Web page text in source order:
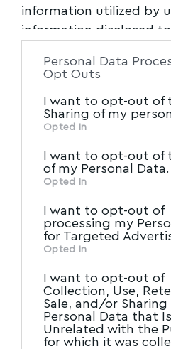
information utilized by
information disclosed
of the further
of downstream
information may also
Participantsthat may
other third parties.
Personal Data
Opt Outs
I want to opt-out of
Sharing of my
Opted In
I want to opt-out of
of my Personal Data.
Opted In
I want to opt-out of
processing my
for Targeted
Opted In
I want to opt-out of
Collection, Use,
Sale, and/or Sharing
Personal Data that Is
Unrelated with the
for which it was